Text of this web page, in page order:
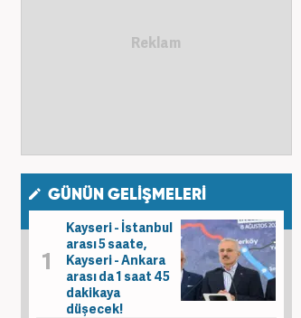
GÜNÜN GELİŞMELERİ
Kayseri - İstanbul
arası 5 saate,
Kayseri - Ankara
arası da 1 saat 45
dakikaya
düşecek!